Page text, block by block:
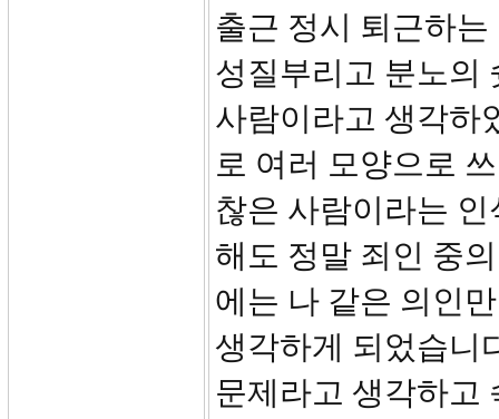
출근 정시 퇴근하
성질부리고 분노의
사람이라고 생각하
로 여러 모양으로
찮은 사람이라는
해도 정말 죄인 중
에는 나 같은 의인
생각하게 되었습니
문제라고 생각하고